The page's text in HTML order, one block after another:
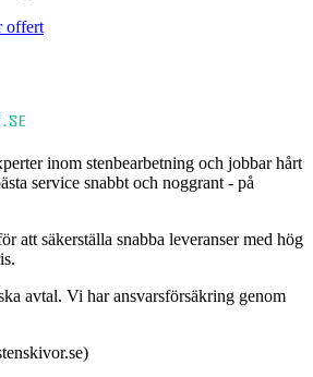
offert
inom stenbearbetning och jobbar hårt
service snabbt och noggrant - på
att säkerställa snabba leveranser med hög
avtal. Vi har ansvarsförsäkring genom